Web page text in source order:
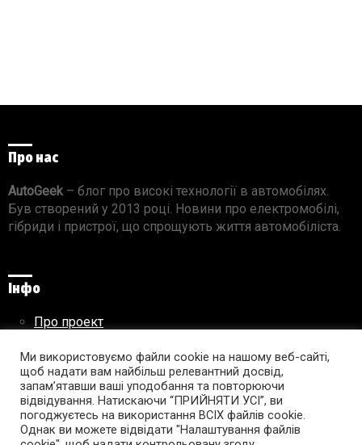
Про нас
AutoGeek– блог про високі технології в автомобілях.
Був створений у 2013 році. Новини про електромобілі,
гібриди і пристрої, що спрощують життя автомобіліста.
Інфо
Про проект
Правила використання матеріалів
Підпишись на AutoGeek!
Ми використовуємо файли cookie на нашому веб-сайті,
щоб надати вам найбільш релевантний досвід,
запам’ятавши ваші уподобання та повторюючи
відвідування. Натискаючи “ПРИЙНЯТИ УСІ”, ви
погоджуєтесь на використання ВСІХ файлів cookie.
Однак ви можете відвідати "Налаштування файлів